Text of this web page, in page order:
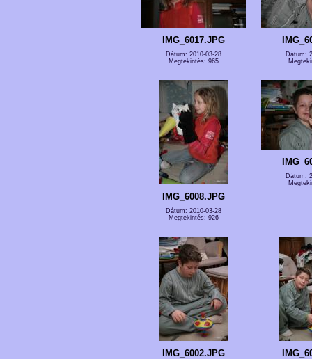
IMG_6017.JPG
Dátum: 2010-03-28
Megtekintés: 965
Dátum:
IMG_6008.JPG
Dátum: 2010-03-28
Megtekintés: 926
Dátum:
IMG_6002.JPG